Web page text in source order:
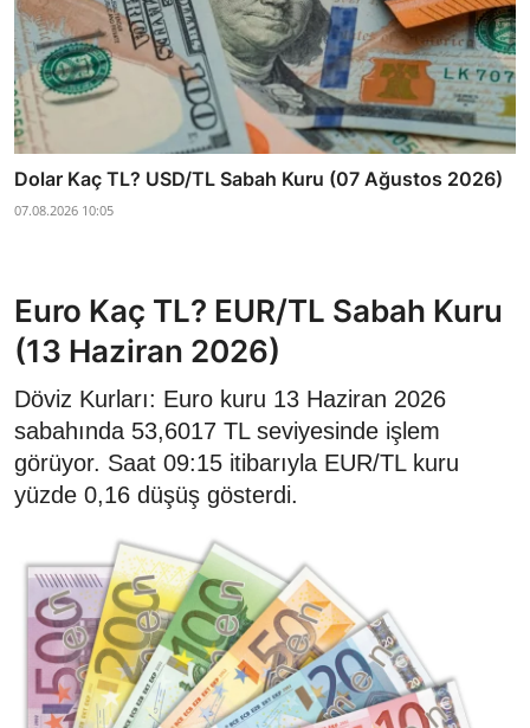
Dolar Kaç TL? USD/TL Sabah Kuru (07 Ağustos 2026)
07.08.2026 10:05
Euro Kaç TL? EUR/TL Sabah Kuru
(13 Haziran 2026)
Döviz Kurları: Euro kuru 13 Haziran 2026
sabahında 53,6017 TL seviyesinde işlem
görüyor. Saat 09:15 itibarıyla EUR/TL kuru
yüzde 0,16 düşüş gösterdi.